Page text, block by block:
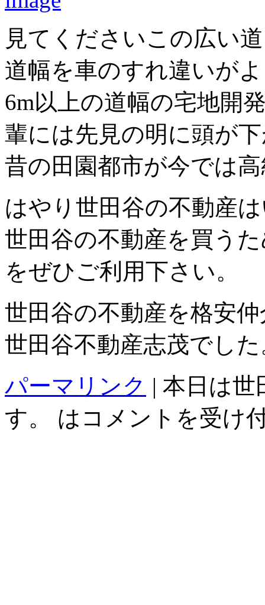
見てくださいこの広い道
道幅を車のすれ違いが
6m以上の道幅の宅地開
輩には先見の明に頭が
昔の田園都市が今では
はやり世田谷の不動産
世田谷の不動産を買う
をぜひご利用下さい。
世田谷の不動産を格安
世田谷不動産志茂でし
パーマリンク | 本日は世
す。 は コメントを受け